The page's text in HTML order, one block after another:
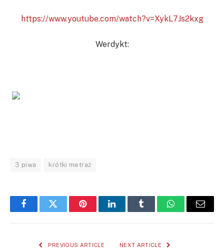
https://www.youtube.com/watch?v=XykL7Js2kxg
Werdykt:
3 piwa krótki metraż
FacebookTwitter PinterestLinkedInTumblr WhatsAppEmail
PREVIOUS ARTICLE NEXT ARTICLE